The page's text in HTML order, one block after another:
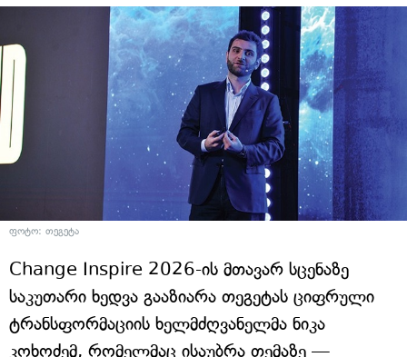
ფოტო: თეგეტა
Change Inspire 2026-ის მთავარ სცენაზე
საკუთარი ხედვა გააზიარა თეგეტას ციფრული
ტრანსფორმაციის ხელმძღვანელმა ნიკა
კოხოძემ, რომელმაც ისაუბრა თემაზე —